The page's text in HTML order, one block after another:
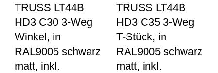
TRUSS LT44B
HD3 C30 3-Weg
Winkel, in
RAL9005 schwarz
matt, inkl.
TRUSS LT44B
HD3 C35 3-Weg
T-Stück, in
RAL9005 schwarz
matt, inkl.